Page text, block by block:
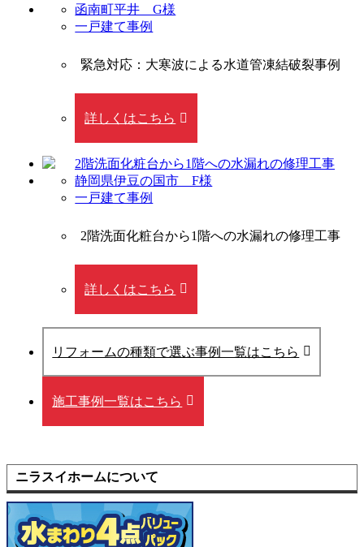
函南町平井 G様
一戸建て事例
緊急対応：大寒波による水道管凍結破裂事例
詳しくはこちら
静岡県伊豆の国市 F様
一戸建て事例
2階洗面化粧台から1階への水漏れの修理工事
詳しくはこちら
リフォームの種類で選ぶ事例一覧はこちら
施工事例一覧はこちら
ニラスイホームについて